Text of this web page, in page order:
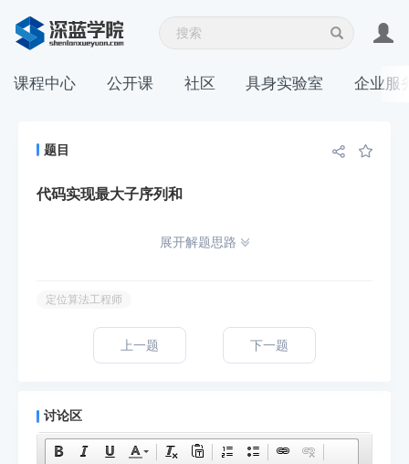
课程中心 公开课 社区 具身实验室 企业服
题目
代码实现最大子序列和
展开解题思路
定位算法工程师
上一题 下一题
讨论区